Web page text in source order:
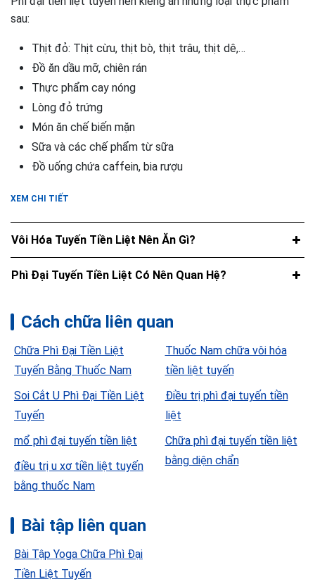
sau:
Thịt đỏ: Thịt cừu, thịt bò, thịt trâu, thịt dê,…
Đồ ăn dầu mỡ, chiên rán
Thực phẩm cay nóng
Lòng đỏ trứng
Món ăn chế biến mặn
Sữa và các chế phẩm từ sữa
Đồ uống chứa caffein, bia rượu
XEM CHI TIẾT
Vôi Hóa Tuyến Tiền Liệt Nên Ăn Gì?
Phì Đại Tuyến Tiền Liệt Có Nên Quan Hệ?
Cách chữa liên quan
Chữa Phì Đại Tiền Liệt
Tuyến Bằng Thuốc Nam
Soi Cắt U Phì Đại Tiền Liệt
Tuyến
mổ phì đại tuyến tiền liệt
điều trị u xơ tiền liệt tuyến
bằng thuốc Nam
Thuốc Nam chữa vôi hóa
tiền liệt tuyến
Điều trị phì đại tuyến tiền
liệt
Chữa phì đại tuyến tiền liệt
bằng diện chẩn
Bài tập liên quan
Bài Tập Yoga Chữa Phì Đại
Tiền Liệt Tuyến